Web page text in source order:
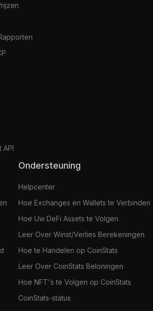
API
Ondersteuning
Helpcenter
Hoe Exchanges en Wallets te Verbinden
Hoe Uw DeFi Assets te Volgen
Leer Over Winst/Verlies Berekeningen
Hoe te Handelen op CoinStats
Leer Over CoinStats Beloningen
Hoe NFT's te Volgen op CoinStats
CoinStats-status